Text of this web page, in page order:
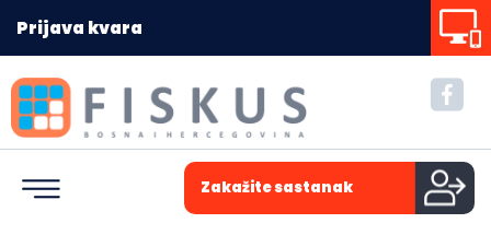
Prijava kvara
Zakažite sastanak